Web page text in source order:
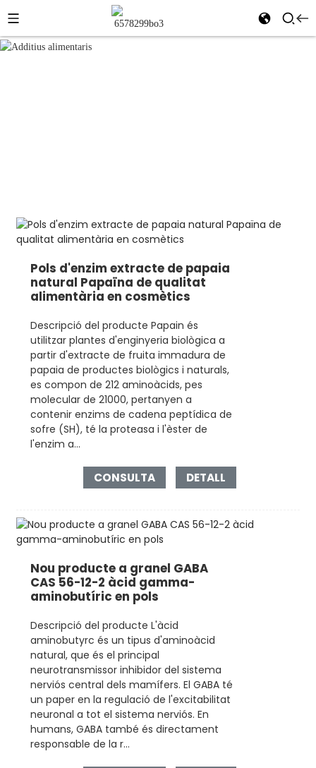
Pols d'enzim extracte de papaia
natural Papaïna de qualitat
alimentària en cosmètics
Descripció del producte Papain és
utilitzar plantes d'enginyeria biològica a
partir d'extracte de fruita immadura de
papaia de productes biològics i naturals,
es compon de 212 aminoàcids, pes
molecular de 21000, pertanyen a
contenir enzims de cadena peptídica de
sofre (SH), té la proteasa i l'èster de
l'enzim a...
CONSULTA DETALL
Nou producte a granel GABA
CAS 56-12-2 àcid gamma-
aminobutíric en pols
Descripció del producte L'àcid
aminobutyrc és un tipus d'aminoàcid
natural, que és el principal
neurotransmissor inhibidor del sistema
nerviós central dels mamífers. El GABA té
un paper en la regulació de l'excitabilitat
neuronal a tot el sistema nerviós. En
humans, GABA també és directament
responsable de la r...